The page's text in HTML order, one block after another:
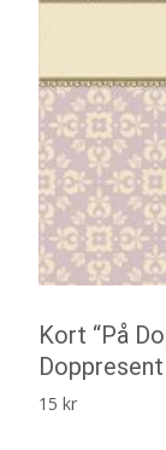
Kort “På
Doppresent
15 kr